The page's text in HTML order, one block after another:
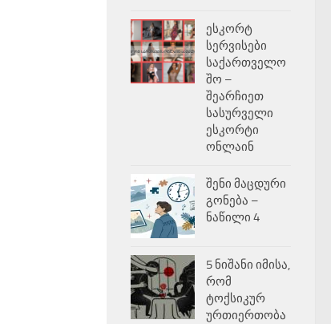
ესკორტ
სერვისები
საქართველო
შო –
შეარჩიეთ
სასურველი
ესკორტი
ონლაინ
შენი მაცდური
გონება –
ნაწილი 4
5 ნიშანი იმისა,
რომ
ტოქსიკურ
ურთიერთობა